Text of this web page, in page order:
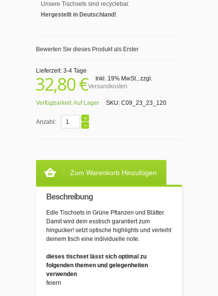
Unsere Tischsets sind recyclebar.
Hergestellt in Deutschland!
Bewerten Sie dieses Produkt als Erster
Lieferzeit: 3-4 Tage
32,80 € Inkl. 19% MwSt., zzgl.
Versandkosten
Verfügbarkeit:Auf Lager SKU: C09_23_23_120
Anzahl:
Zum Warenkorb Hinzufügen
Beschreibung
Edle Tischsets in Grüne Pflanzen und Blätter.
Damit wird dein esstisch garantiert zum
hingucker! setzt optische highlights und verleiht
deinem tisch eine individuelle note.
dieses tischset lässt sich optimal zu
folgenden themen und gelegenheiten
verwenden
feiern